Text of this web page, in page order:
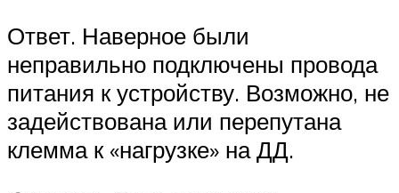
Ответ. Наверное были
неправильно подключены провода
питания к устройству. Возможно, не
задействована или перепутана
клемма к «нагрузке» на ДД.